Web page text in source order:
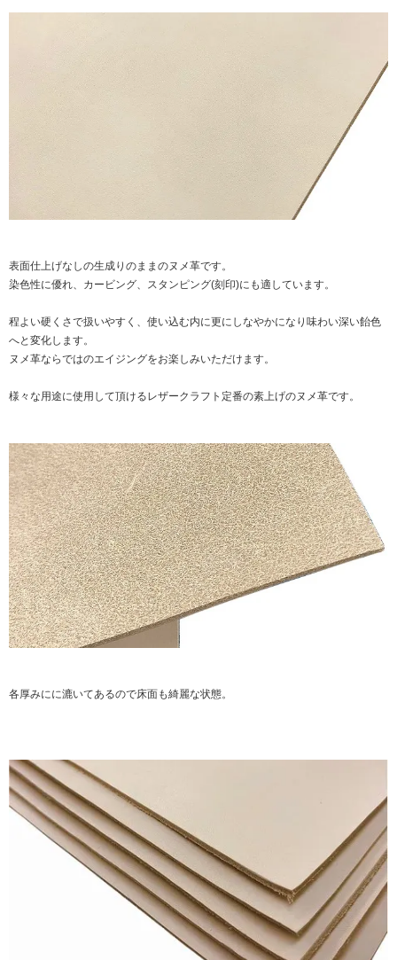
表面仕上げなしの生成りのままのヌメ革です。
染色性に優れ、カービング、スタンピング(刻印)にも適しています。
程よい硬くさで扱いやすく、使い込む内に更にしなやかになり味わい深い飴色
へと変化します。
ヌメ革ならではのエイジングをお楽しみいただけます。
様々な用途に使用して頂けるレザークラフト定番の素上げのヌメ革です。
各厚みにに漉いてあるので床面も綺麗な状態。